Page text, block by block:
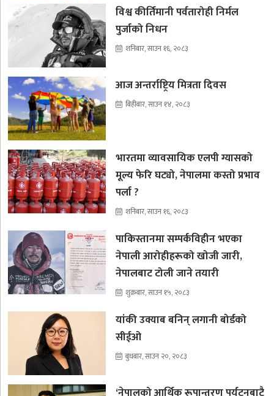
विश्व कीर्तिमानी पर्वतारोही निर्मल
पुर्जाको निधन
शनिबार, साउन १६, २०८३
आज अन्तर्राष्ट्रिय मित्रता दिवस
बिहीबार, साउन १४, २०८३
भारतमा व्यावसायिक एलपी ग्यासको
मूल्य फेरि घट्यो, नेपालमा कस्तो प्रभाव
पर्ला ?
शनिबार, साउन १६, २०८३
पाकिस्तानमा सम्पर्कविहीन भएका
नेपाली आरोहीहरूको खोजी जारी,
नेपालबाट टोली जाने तयारी
शुक्रबार, साउन १५, २०८३
यांकी उक्याब बनिन् लगानी बोर्डको
सीईओ
बुधबार, साउन २०, २०८३